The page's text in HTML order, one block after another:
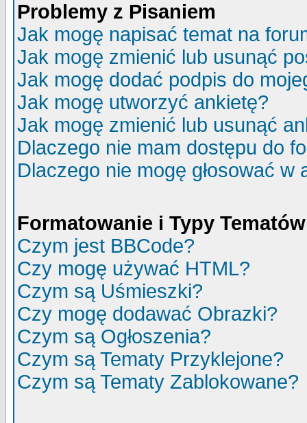
Problemy z Pisaniem
Jak mogę napisać temat na
Jak mogę zmienić lub usunąć
Jak mogę dodać podpis do
Jak mogę utworzyć ankietę?
Jak mogę zmienić lub usunąć
Dlaczego nie mam dostępu do
Dlaczego nie mogę głosować w
Formatowanie i Typy Tematów
Czym jest BBCode?
Czy mogę używać HTML?
Czym są Uśmieszki?
Czy mogę dodawać Obrazki?
Czym są Ogłoszenia?
Czym są Tematy Przyklejone?
Czym są Tematy Zablokowane?